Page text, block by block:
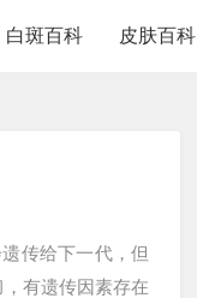
白斑百科 皮肤百科
传给下一代，但
有遗传因素存在